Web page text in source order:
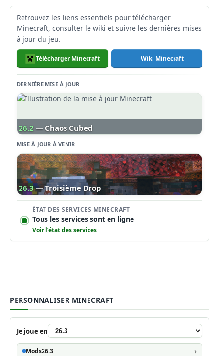
Retrouvez les liens essentiels pour télécharger
Minecraft, consulter le wiki et suivre les dernières mises
à jour du jeu.
Télécharger Minecraft Wiki Minecraft
DERNIÈRE MISE À JOUR
26.2 — Chaos Cubed
MISE À JOUR À VENIR
26.3 — Troisième Drop
ÉTAT DES SERVICES MINECRAFT
Tous les services sont en ligne
Voir l’état des services
PERSONNALISER MINECRAFT
Je joue en
Mods26.3